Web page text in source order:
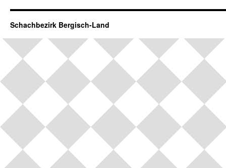
Schachbezirk Bergisch-Land